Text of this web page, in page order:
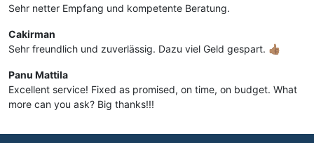
Sehr netter Empfang und kompetente Beratung.
Cakirman
Sehr freundlich und zuverlässig. Dazu viel Geld gespart. 👍🏽
Panu Mattila
Excellent service! Fixed as promised, on time, on budget. What
more can you ask? Big thanks!!!